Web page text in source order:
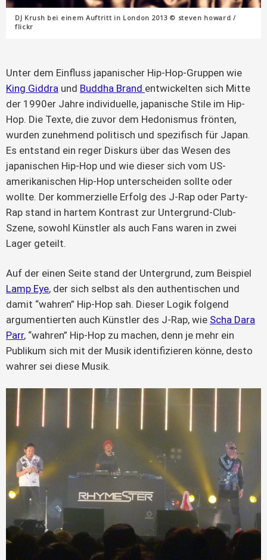
DJ Krush bei einem Auftritt in London 2013 © steven howard /
flickr
Unter dem Einfluss japanischer Hip-Hop-Gruppen wie
King Giddra und Buddha Brand entwickelten sich Mitte
der 1990er Jahre individuelle, japanische Stile im Hip-
Hop. Die Texte, die zuvor dem Hedonismus frönten,
wurden zunehmend politisch und spezifisch für Japan.
Es entstand ein reger Diskurs über das Wesen des
japanischen Hip-Hop und wie dieser sich vom US-
amerikanischen Hip-Hop unterscheiden sollte oder
wollte. Der kommerzielle Erfolg des J-Rap oder Party-
Rap stand in hartem Kontrast zur Untergrund-Club-
Szene, sowohl Künstler als auch Fans waren in zwei
Lager geteilt.
Auf der einen Seite stand der Untergrund, zum Beispiel
Lamp Eye, der sich selbst als den authentischen und
damit “wahren” Hip-Hop sah. Dieser Logik folgend
argumentierten auch Künstler des J-Rap, wie Scha Dara
Parr, “wahren” Hip-Hop zu machen, denn je mehr ein
Publikum sich mit der Musik identifizieren könne, desto
wahrer sei diese Musik.